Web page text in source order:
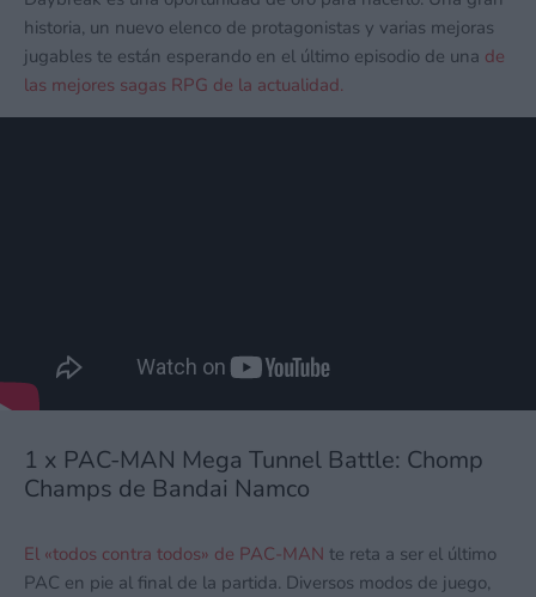
historia, un nuevo elenco de protagonistas y varias mejoras
jugables te están esperando en el último episodio de una de
las mejores sagas RPG de la actualidad.
1 x PAC-MAN Mega Tunnel Battle: Chomp
Champs de Bandai Namco
El «todos contra todos» de PAC-MAN te reta a ser el último
PAC en pie al final de la partida. Diversos modos de juego,